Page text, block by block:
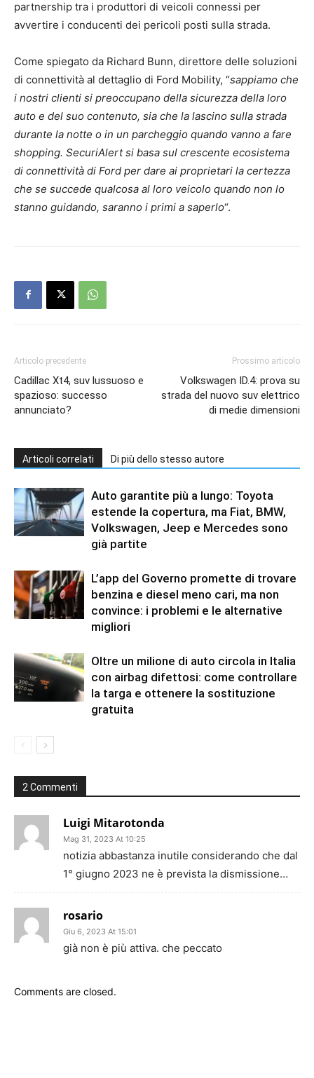
partnership tra i produttori di veicoli connessi per
avvertire i conducenti dei pericoli posti sulla strada.
Come spiegato da Richard Bunn, direttore delle soluzioni
di connettività al dettaglio di Ford Mobility, “sappiamo che
i nostri clienti si preoccupano della sicurezza della loro
auto e del suo contenuto, sia che la lascino sulla strada
durante la notte o in un parcheggio quando vanno a fare
shopping. SecuriAlert si basa sul crescente ecosistema
di connettività di Ford per dare ai proprietari la certezza
che se succede qualcosa al loro veicolo quando non lo
stanno guidando, saranno i primi a saperlo“.
Articolo precedente
Cadillac Xt4, suv lussuoso e
spazioso: successo
annunciato?
Prossimo articolo
Volkswagen ID.4: prova su
strada del nuovo suv elettrico
di medie dimensioni
Articoli correlati Di più dello stesso autore
Auto garantite più a lungo: Toyota
estende la copertura, ma Fiat, BMW,
Volkswagen, Jeep e Mercedes sono
già partite
L’app del Governo promette di trovare
benzina e diesel meno cari, ma non
convince: i problemi e le alternative
migliori
Oltre un milione di auto circola in Italia
con airbag difettosi: come controllare
la targa e ottenere la sostituzione
gratuita
2 Commenti
Luigi Mitarotonda
Mag 31, 2023 At 10:25
notizia abbastanza inutile considerando che dal
1° giugno 2023 ne è prevista la dismissione…
rosario
Giu 6, 2023 At 15:01
già non è più attiva. che peccato
Comments are closed.